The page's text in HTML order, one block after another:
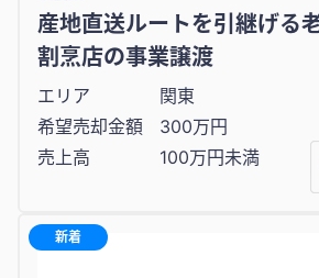
産地直送ルートを引継げる
割烹店の事業譲渡
エリア
関東
希望売却金額
300万円
売上高
100万円未満
新着